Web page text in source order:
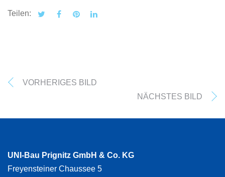
Teilen:
VORHERIGES BILD
NÄCHSTES BILD
UNI-Bau Prignitz GmbH & Co. KG
Freyensteiner Chaussee 5